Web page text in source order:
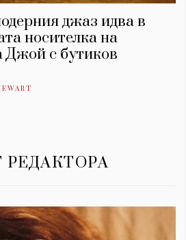
джаз идва в
носителка на
Джой с бутиков